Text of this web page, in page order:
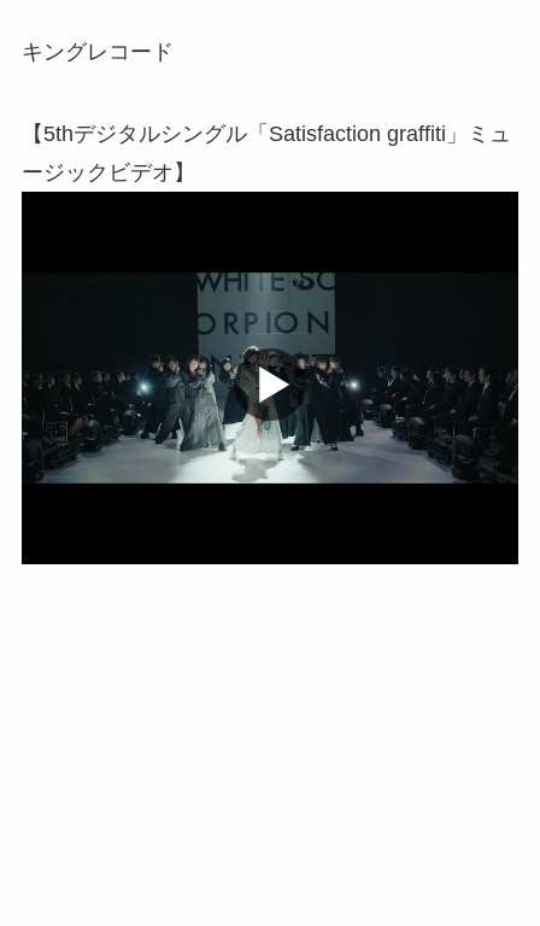
キングレコード
【5thデジタルシングル「Satisfaction graffiti」ミュ
ージックビデオ】